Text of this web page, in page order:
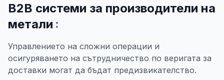
B2B системи за производители на
метали :
Управлението на сложни операции и
осигуряването на сътрудничество по веригата за
доставки могат да бъдат предизвикателство.